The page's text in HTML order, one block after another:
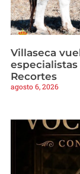
Villaseca
Recortes
agosto 6, 2026